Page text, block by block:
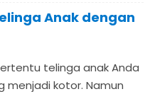
Anak dengan
telinga anak Anda
menjadi kotor. Namun